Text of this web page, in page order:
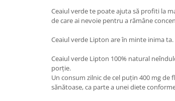
Ceaiul verde te poate ajuta să profiti la
de care ai nevoie pentru a rămâne
Ceaiul verde Lipton are în minte inima ta.
Ceaiul verde Lipton 100% natural
porție.
Un consum zilnic de cel puțin 400 mg
sănătoase, ca parte a unei diete